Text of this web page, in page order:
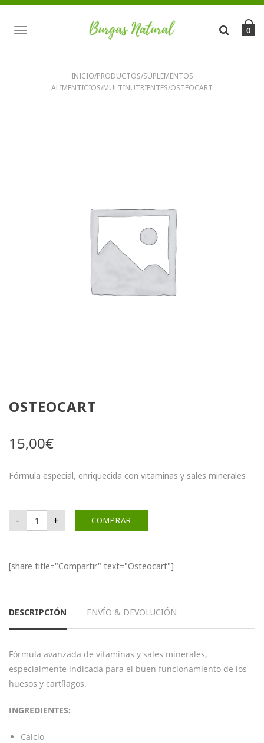
TOGGLE
NAVIGATION
0
INICIO/PRODUCTOS/SUPLEMENTOS
ALIMENTICIOS/MULTINUTRIENTES/OSTEOCART
OSTEOCART
15,00€
Fórmula especial, enriquecida con vitaminas y sales minerales
-
Osteocart cantidad
+ COMPRAR
[share title="Compartir" text="Osteocart"]
DESCRIPCIÓN ENVÍO & DEVOLUCIÓN
Fórmula avanzada de vitaminas y sales minerales,
especialmente indicada para el buen funcionamiento de los
huesos y cartílagos.
INGREDIENTES:
Calcio